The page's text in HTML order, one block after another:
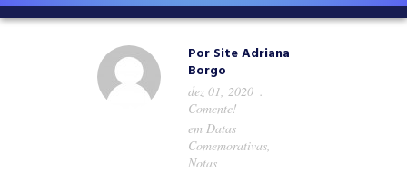
Por Site Adriana
Borgo
dez 01, 2020
Comente!
em Datas
Comemorativas,
Notas